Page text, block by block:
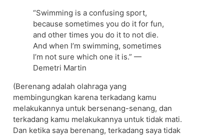
“Swimming is a confusing sport,
because sometimes you do it for fun,
and other times you do it to not die.
And when I’m swimming, sometimes
I’m not sure which one it is.” —
Demetri Martin
(Berenang adalah olahraga yang
membingungkan karena terkadang kamu
melakukannya untuk bersenang-senang, dan
terkadang kamu melakukannya untuk tidak mati.
Dan ketika saya berenang, terkadang saya tidak